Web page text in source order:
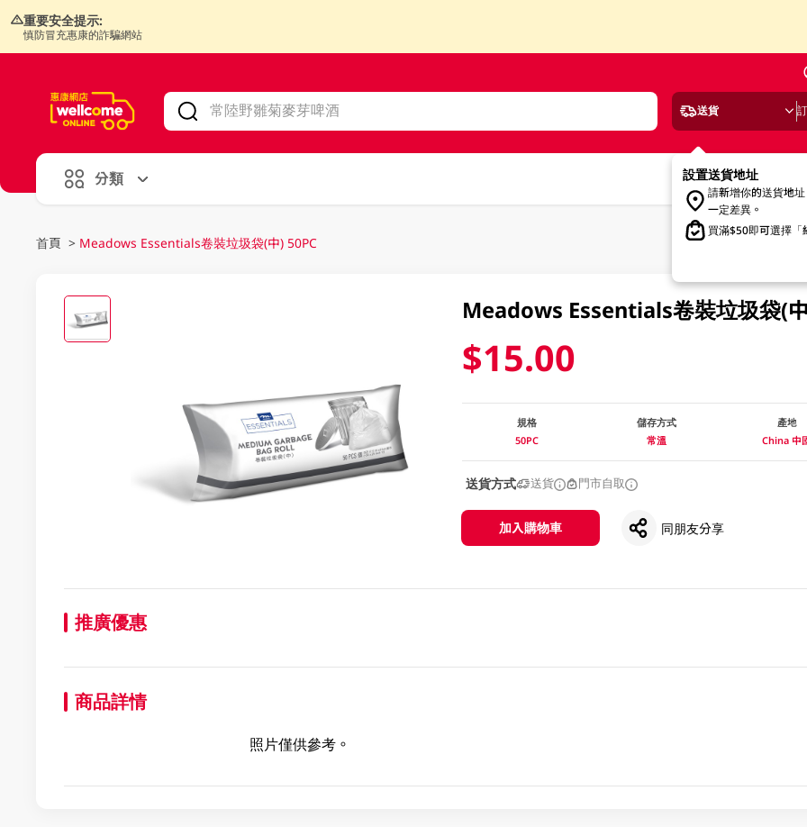
重要安全提示:
慎防冒充惠康的詐騙網站
送貨
設置送貨地址
請新增你的送貨地
一定差異。
買滿$50即可選擇「
分類
首頁 > Meadows Essentials卷裝垃圾袋(中) 50PC
Meadows Essentials卷裝垃圾袋(
$15.00
規格
50PC
儲存方式
常溫
產地
China 中
送貨方式 送貨 門市自取
加入購物車 同朋友分享
推廣優惠
商品詳情
照片僅供參考。